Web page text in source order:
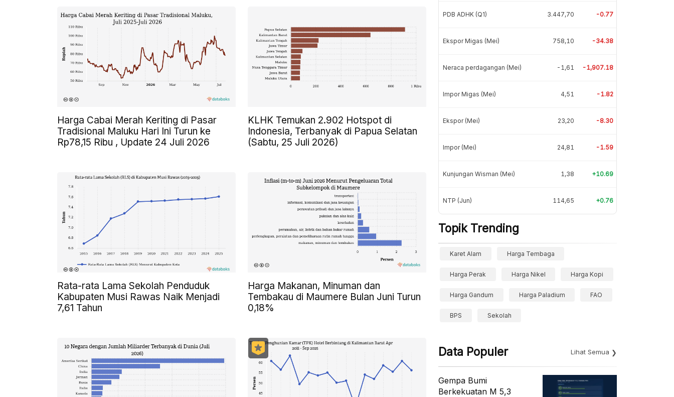
Harga Cabai Merah Keriting di Pasar
Tradisional Maluku Hari Ini Turun ke
Rp78,15 Ribu , Update 24 Juli 2026
KLHK Temukan 2.902 Hotspot di
Indonesia, Terbanyak di Papua Selatan
(Sabtu, 25 Juli 2026)
Rata-rata Lama Sekolah Penduduk
Kabupaten Musi Rawas Naik Menjadi
7,61 Tahun
Harga Makanan, Minuman dan
Tembakau di Maumere Bulan Juni Turun
0,18%
PDB ADHK (Q1) 3.447,70 -0.77
Ekspor Migas (Mei) 758,10 -34.38
Neraca perdagangan (Mei) -1,61 -1,907.18
Impor Migas (Mei) 4,51 -1.82
Ekspor (Mei) 23,20 -8.30
Impor (Mei) 24,81 -1.59
Kunjungan Wisman (Mei) 1,38 +10.69
NTP (Jun) 114,65 +0.76
Topik Trending
Karet Alam Harga Tembaga
Harga Perak Harga Nikel Harga Kopi
Harga Gandum Harga Paladium FAO
BPS Sekolah
Data Populer Lihat Semua
Gempa Bumi
Berkekuatan M 5,3